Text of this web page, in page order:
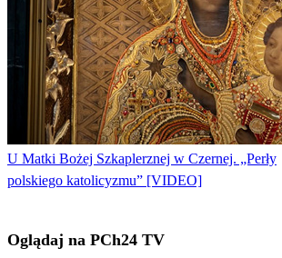
U Matki Bożej Szkaplerznej w Czernej. „Perły
polskiego katolicyzmu” [VIDEO]
Oglądaj na PCh24 TV